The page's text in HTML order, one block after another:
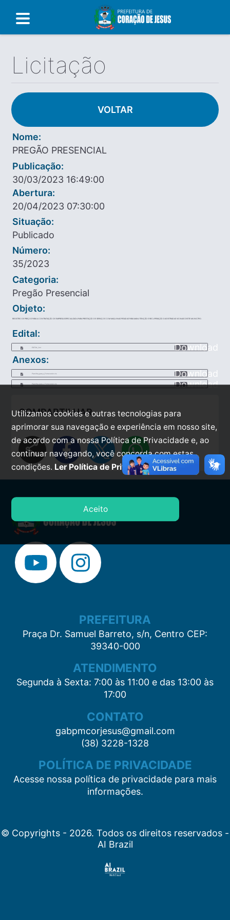
Licitação
VOLTAR
Nome:
PREGÃO PRESENCIAL
Publicação:
30/03/2023 16:49:00
Abertura:
20/04/2023 07:30:00
Situação:
Publicado
Número:
35/2023
Categoria:
Pregão Presencial
Objeto:
REGISTRO DE PREÇOS PARA A CONTRATAÇÃO DE EMPRESA ESPECIALIZADA PARA PRESTAÇÃO DE SERVIÇOS COM MAQUINAS PESADAS PARA MANUTENÇÃO E RECUPERAÇÃO DAS ESTRADAS VICINAIS DESTE MUNICÍPIO.
Edital:
EDITAL_1.txt
Download
Anexos:
Planilha_para_o_Fornecedor.xls Download
Planilha_para_o_Fornecedor.xls Download
COMPARTILHAR
share
PREFEITURA
Praça Dr. Samuel Barreto, s/n, Centro CEP:
39340-000
ATENDIMENTO
Segunda à Sexta: 7:00 às 11:00 e das 13:00 às
17:00
CONTATO
gabpmcorjesus@gmail.com
(38) 3228-1328
POLÍTICA DE PRIVACIDADE
Acesse nossa política de privacidade para mais
informações.
© Copyrights - 2026. Todos os direitos reservados -
AI Brazil
Utilizamos cookies e outras tecnologias para
aprimorar sua navegação e experiência em nosso site,
de acordo com a nossa Política de Privacidade e, ao
continuar navegando, você concorda com estas
condições. Ler Política de Privacidade.
Aceito